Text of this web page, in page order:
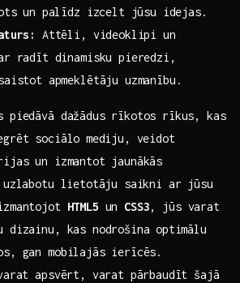
un palīdz izcelt jūsu idejas.
Attēli, videoklipi ⁣un
radīt dinamisku pieredzi,
apmeklētāju uzmanību.
piedāvā dažādus rīkotos rīkus, kas
sociālo ⁣mediju, veidot
un izmantot jaunākās
lietotāju saikni ar jūsu​
HTML5 un CSS3, jūs varat
dizainu, ​kas nodrošina ⁢optimālu
gan mobilajās ierīcēs.
apsvērt, varat pārbaudīt šajā